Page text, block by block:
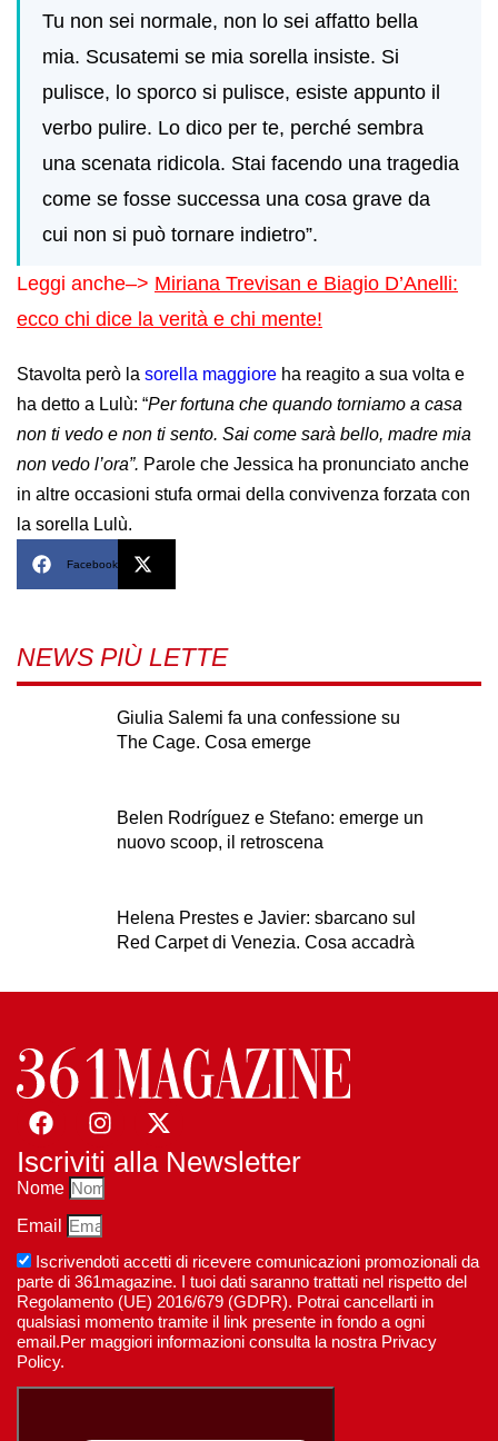
Tu non sei normale, non lo sei affatto bella
mia. Scusatemi se mia sorella insiste. Si
pulisce, lo sporco si pulisce, esiste appunto il
verbo pulire. Lo dico per te, perché sembra
una scenata ridicola. Stai facendo una tragedia
come se fosse successa una cosa grave da
cui non si può tornare indietro”.
Leggi anche–> Miriana Trevisan e Biagio D’Anelli:
ecco chi dice la verità e chi mente!
Stavolta però la sorella maggiore ha reagito a sua volta e
ha detto a Lulù: “Per fortuna che quando torniamo a casa
non ti vedo e non ti sento. Sai come sarà bello, madre mia
non vedo l’ora”. Parole che Jessica ha pronunciato anche
in altre occasioni stufa ormai della convivenza forzata con
la sorella Lulù.
Facebook
NEWS PIÙ LETTE
Giulia Salemi fa una confessione su
The Cage. Cosa emerge
Belen Rodríguez e Stefano: emerge un
nuovo scoop, il retroscena
Helena Prestes e Javier: sbarcano sul
Red Carpet di Venezia. Cosa accadrà
Iscriviti alla Newsletter
Nome
Email
Iscrivendoti accetti di ricevere comunicazioni promozionali da
parte di 361magazine. I tuoi dati saranno trattati nel rispetto del
Regolamento (UE) 2016/679 (GDPR). Potrai cancellarti in
qualsiasi momento tramite il link presente in fondo a ogni
email.Per maggiori informazioni consulta la nostra Privacy
Policy.